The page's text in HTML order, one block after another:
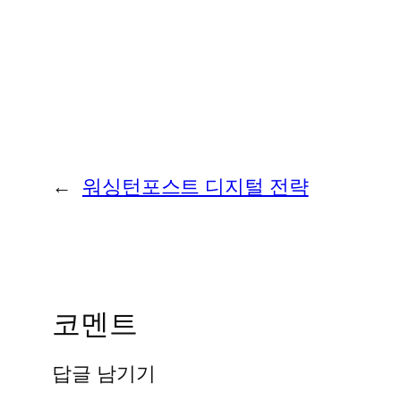
← 워싱턴포스트 디지털 전략
코멘트
답글 남기기